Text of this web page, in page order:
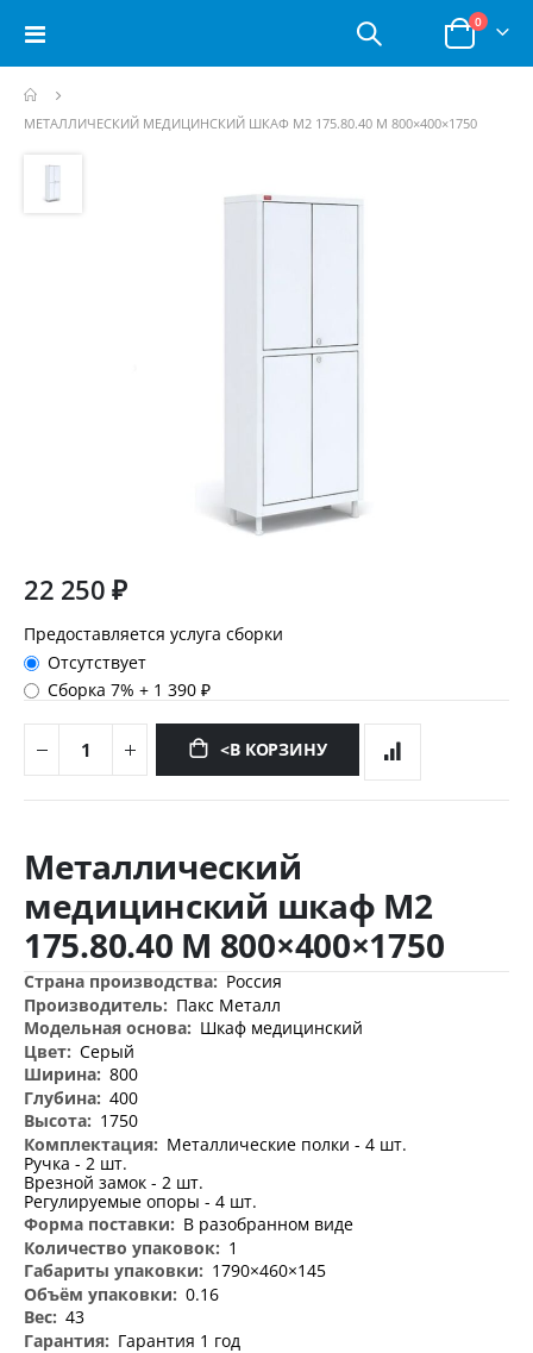
Toggle
Корзина
0позиции
МЕТАЛЛИЧЕСКИЙ МЕДИЦИНСКИЙ ШКАФ М2 175.80.40 М 800×400×1750
Пропустить
перейти
22 250 ₽
Предоставляется услуга сборки
Отсутствует
Сборка 7%+ 1 390 ₽
<В КОРЗИНУ
к
началу
изображений
Металлический
медицинский шкаф М2
175.80.40 М 800×400×1750
Дополнительная
информация
Россия
Пакс Металл
Шкаф медицинский
Серый
800
400
1750
Металлические полки - 4 шт.
Ручка - 2 шт.
Врезной замок - 2 шт.
Регулируемые опоры - 4 шт.
В разобранном виде
1
1790×460×145
0.16
43
Гарантия 1 год